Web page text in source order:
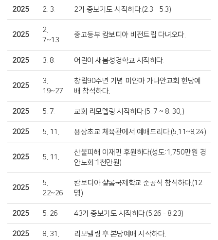
2025 2. 3. 2기 중보기도 시작하다.(2.3 - 5.3)
2025
2.
7~13
중고등부 캄보디아 비전트립 다녀오다.
2025 3. 8. 어린이 새봄성경학교 시작하다.
2025
3.
19~27
창립90주년 기념 미얀마 가나안교회 헌당예
배 참석하다.
2025 5. 7. 교회 리모델링 시작하다.(5. 7 ~ 8. 30,)
2025 5. 11. 용상초교 체육관에서 예배드리다.(5.11~8.24)
2025 5. 11.
산불피해 이재민 후원하다(성도:1,750만원 경
안노회:1천만원)
2025
5.
22~26
캄보디아 샬롬국제학교 준공식 참석하다.(12
명)
2025 5. 26 43기 중보기도 시작하다.(5.26 - 8.23)
2025 8. 31. 리모델링 후 본당예배 시작하다.